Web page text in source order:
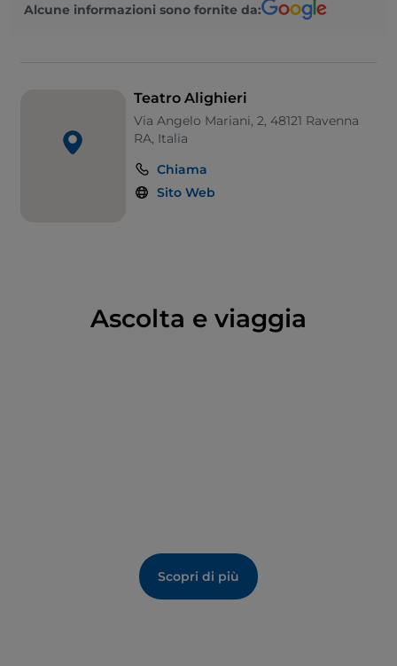
restauratori delGran Teatro La
1940 e 1950 videro ancora un'intensa presenza di
ottime compagnie di prosa e di rivista, mentre
l'attività musicale si focalizzò su concerti cameristici
per lo più di respiro locale (ma tra i più celebri si
annoverò anche la presenza di
Alfred Cortot, Nathan
Alcune informazioni sono fornite da:
Teatro Alighieri
Via Angelo Mariani, 2, 48121 Ravenna
RA, Italia
Chiama
Sito Web
Ascolta e viaggia
Scopri di più